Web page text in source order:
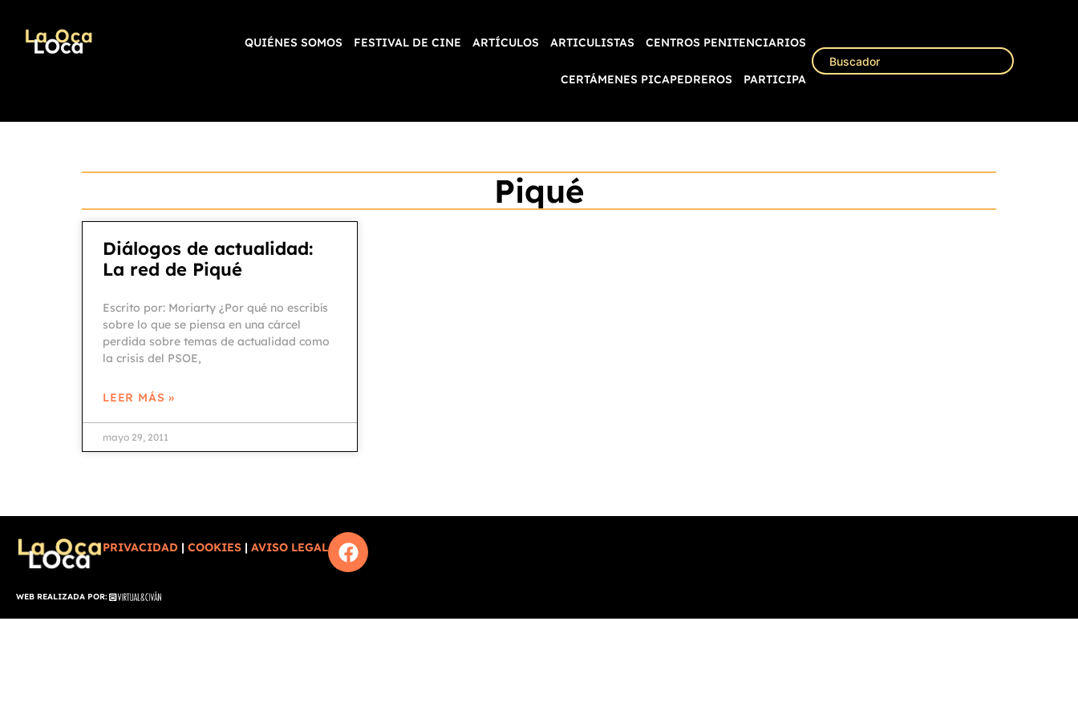
QUIÉNES SOMOS FESTIVAL DE CINE ARTÍCULOS ARTICULISTAS CENTROS PENITENCIARIOS
CERTÁMENES PICAPEDREROS PARTICIPA
Piqué
Diálogos de actualidad:
La red de Piqué
Escrito por: Moriarty ¿Por qué no escribís
sobre lo que se piensa en una cárcel
perdida sobre temas de actualidad como
la crisis del PSOE,
LEER MÁS »
mayo 29, 2011
PRIVACIDAD |COOKIES |AVISO LEGAL
WEB REALIZADA POR: